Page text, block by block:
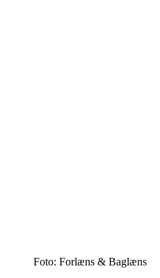
Foto: Forlæns & Baglæns